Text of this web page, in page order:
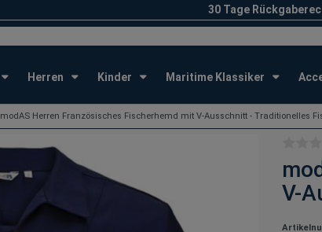
30 Tage
Herren Kinder Maritime Klassiker
modAS Herren Französisches Fischerhemd mit V-Ausschnitt - Traditionelles
V-